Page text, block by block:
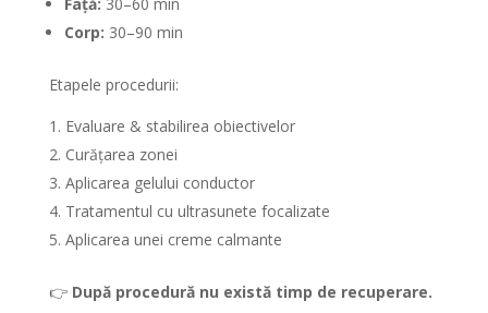
Corp: 30–90 min
Etapele procedurii:
Evaluare & stabilirea obiectivelor
Curățarea zonei
Aplicarea gelului conductor
Tratamentul cu ultrasunete focalizate
Aplicarea unei creme calmante
👉 După procedură nu există timp de recuperare.